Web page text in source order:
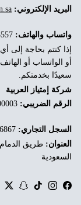
البريد الإلكتروني:
واتساب والهاتف:
إذا كنتم بحاجة إلى
أو الواتساب أو
سعيدًا بخدمتكم.
شركة إمتياز العربية
الرقم الضريبي:
السجل التجاري:
العنوان:
السعودية
Facebook
Instagram
TikTok